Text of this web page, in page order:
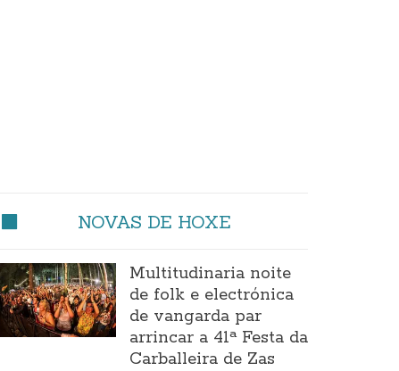
NOVAS DE HOXE
Multitudinaria noite
de folk e electrónica
de vangarda par
arrincar a 41ª Festa da
Carballeira de Zas